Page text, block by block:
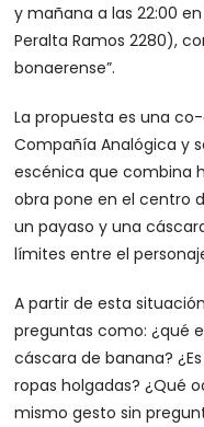
y mañana a las 22:00
Peralta Ramos 2280),
bonaerense”.
La propuesta es una
Compañía Analógica y
escénica que combina
obra pone en el centro
un payaso y una
límites entre el
A partir de esta
preguntas como: ¿qué
cáscara de banana?
ropas holgadas? ¿Qué
mismo gesto sin